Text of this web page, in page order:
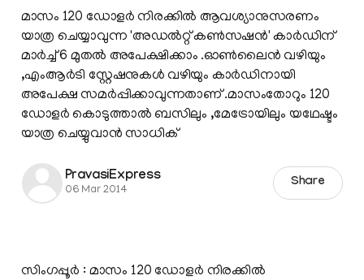
മാസം 120 ഡോളര്‍ നിരക്കില്‍ ആവശ്യാനുസരണം
യാത്ര ചെയ്യാവുന്ന 'അഡല്‍റ്റ് കണ്‍സഷന്‍' കാര്‍ഡിന്
മാര്‍ച്ച്‌ 6 മുതല്‍ അപേക്ഷിക്കാം .ഓണ്‍ലൈന്‍ വഴിയും
,എംആര്‍ടി സ്റ്റേഷനുകള്‍ വഴിയും കാര്‍ഡിനായി
അപേക്ഷ സമര്‍പ്പിക്കാവുന്നതാണ് .മാസംതോറും 120
ഡോളര്‍ കൊടുത്താല്‍ ബസിലും ,മേട്രോയിലും യഥേഷ്ടം
യാത്ര ചെയ്യുവാന്‍ സാധിക്
PravasiExpress
06 Mar 2014
Share
സിംഗപ്പൂര്‍ : മാസം 120 ഡോളര്‍ നിരക്കില്‍